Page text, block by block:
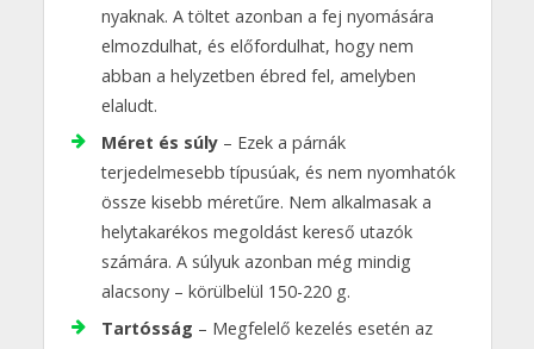
nyaknak. A töltet azonban a fej nyomására
elmozdulhat, és előfordulhat, hogy nem
abban a helyzetben ébred fel, amelyben
elaludt.
Méret és súly – Ezek a párnák
terjedelmesebb típusúak, és nem nyomhatók
össze kisebb méretűre. Nem alkalmasak a
helytakarékos megoldást kereső utazók
számára. A súlyuk azonban még mindig
alacsony – körülbelül 150-220 g.
Tartósság – Megfelelő kezelés esetén az